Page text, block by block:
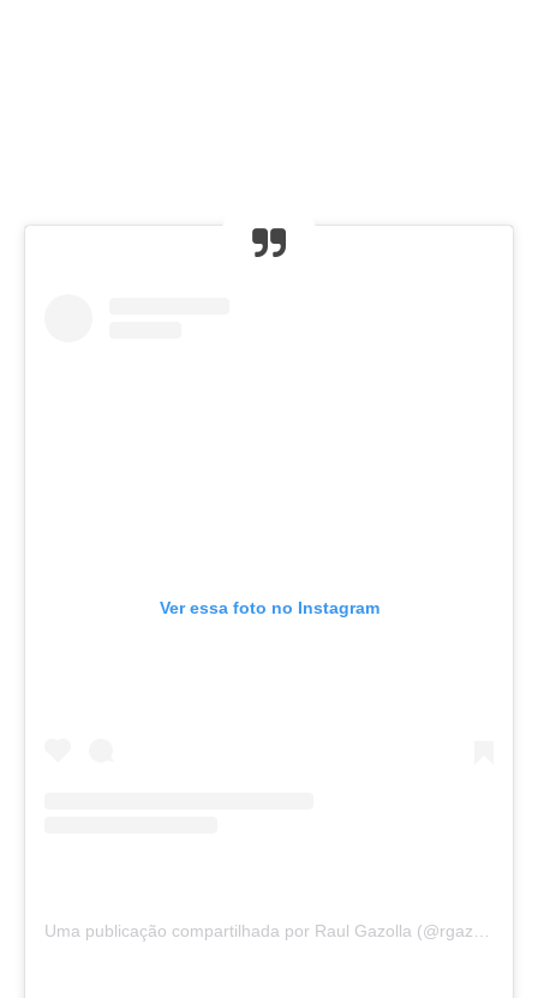
Ver essa foto no Instagram